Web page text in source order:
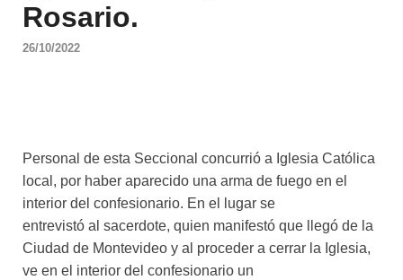
Rosario.
26/10/2022
Personal de esta Seccional concurrió a Iglesia Católica
local, por haber aparecido una arma de fuego en el
interior del confesionario. En el lugar se
entrevistó al sacerdote, quien manifestó que llegó de la
Ciudad de Montevideo y al proceder a cerrar la Iglesia,
ve en el interior del confesionario un